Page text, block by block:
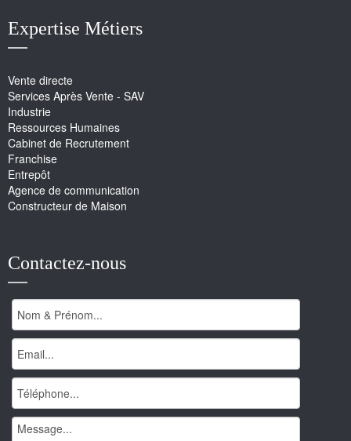
Expertise Métiers
Vente directe
Services Après Vente - SAV
Industrie
Ressources Humaines
Cabinet de Recrutement
Franchise
Entrepôt
Agence de communication
Constructeur de Maison
Contactez-nous